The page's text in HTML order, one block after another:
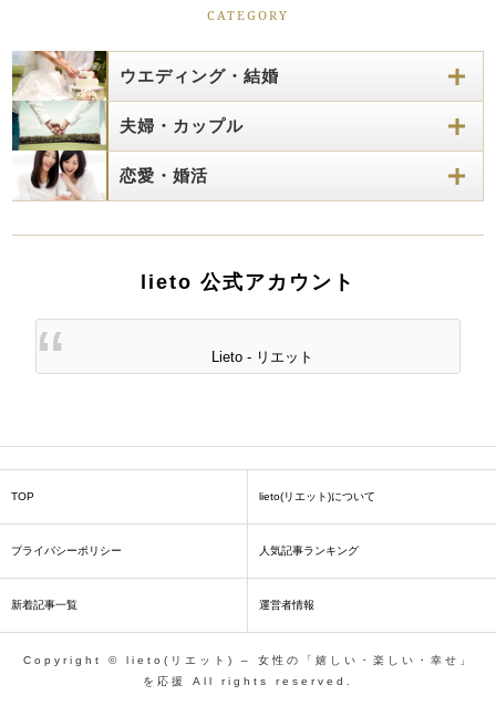
CATEGORY
ウエディング・結婚
夫婦・カップル
恋愛・婚活
lieto 公式アカウント
Lieto - リエット
TOP lieto(リエット)について
プライバシーポリシー 人気記事ランキング
新着記事一覧 運営者情報
Copyright © lieto(リエット) – 女性の「嬉しい・楽しい・幸せ」
を応援 All rights reserved.